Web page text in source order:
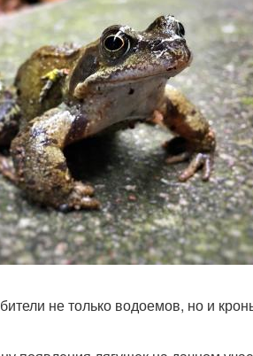
не только водоемов, но и